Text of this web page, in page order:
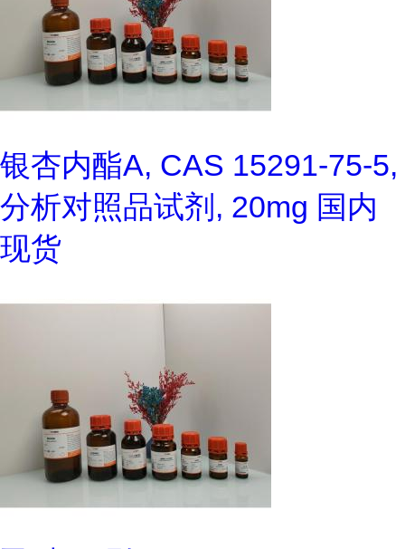
银杏内酯A, CAS 15291-75-5,
分析对照品试剂, 20mg 国内
现货